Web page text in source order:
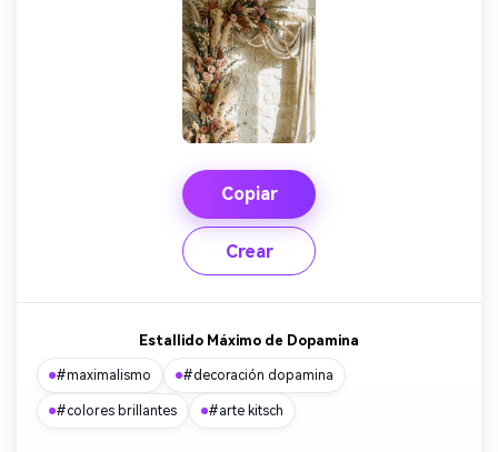
Copiar
Crear
Estallido Máximo de Dopamina
#maximalismo #decoración dopamina
#colores brillantes #arte kitsch